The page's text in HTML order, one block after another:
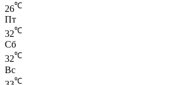
26℃
Пт
32℃
Сб
32℃
Вс
℃